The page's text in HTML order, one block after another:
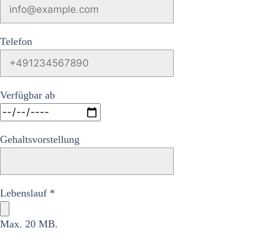
Telefon
Verfügbar ab
Gehaltsvorstellung
Lebenslauf *
Max. 20 MB.